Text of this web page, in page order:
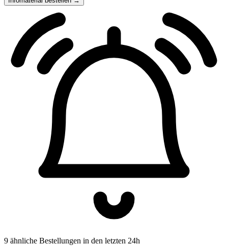
9 ähnliche Bestellungen in den letzten 24h